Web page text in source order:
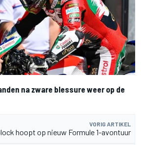
na zware blessure weer op de
VORIG ARTIKEL
hoopt op nieuw Formule 1-avontuur